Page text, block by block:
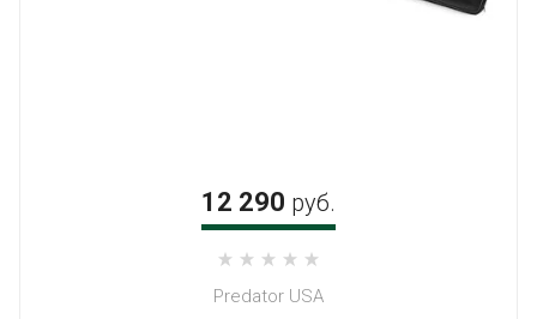
12 290 руб.
Predator USA